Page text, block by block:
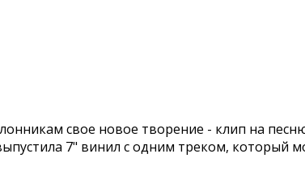
свое новое творение - клип на
7" винил с одним треком, который